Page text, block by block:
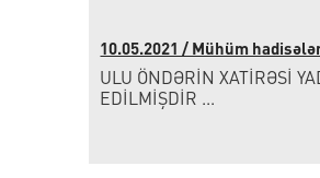
10.05.2021 / Mühüm
ULU ÖNDƏRİN XATİRƏSİ
EDİLMİŞDİR ...